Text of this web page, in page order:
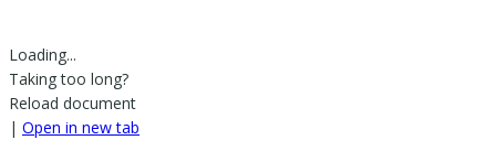
Loading...
Taking too long?
Reload document
| Open in new tab